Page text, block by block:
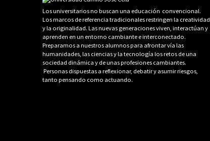
Los universitarios no buscan una educación convencional.
Los marcos de referencia tradicionales restringen la creatividad
y la originalidad. Las nuevas generaciones viven, interactúan y
aprenden en un entorno cambiante e interconectado.
Preparamos a nuestros alumnos para afrontar vía las
humanidades, las ciencias y la tecnología los retos de una
sociedad dinámica y de unas profesiones cambiantes.
Personas dispuestas a reflexionar, debatir y asumir riesgos,
tanto pensando como actuando.